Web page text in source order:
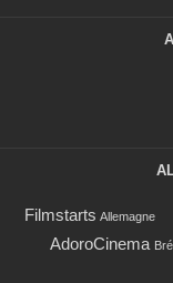
Filmstarts Allemagne
AdoroCinema